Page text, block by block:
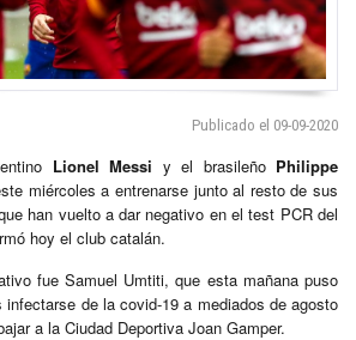
Publicado el 09-09-2020
Lionel Messi y el brasileño Philippe
miércoles a entrenarse junto al resto de sus
han vuelto a dar negativo en el test PCR del
hoy el club catalán.
fue Samuel Umtiti, que esta mañana puso
de la covid-19 a mediados de agosto
a la Ciudad Deportiva Joan Gamper.